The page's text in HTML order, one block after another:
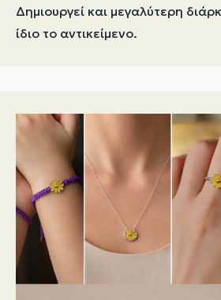
Δημιουργεί και μεγαλύτερη
ίδιο το αντικείμενο.